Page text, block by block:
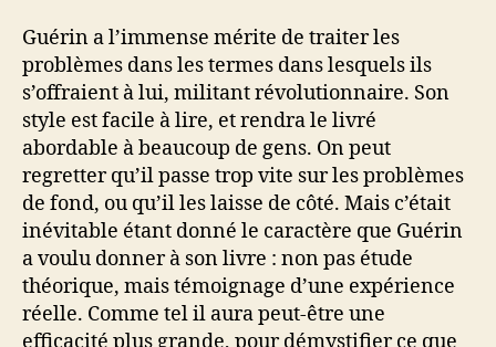
Guérin a l’immense mérite de traiter les
problèmes dans les termes dans lesquels ils
s’offraient à lui, militant révolutionnaire. Son
style est facile à lire, et rendra le livré
abordable à beaucoup de gens. On peut
regretter qu’il passe trop vite sur les problèmes
de fond, ou qu’il les laisse de côté. Mais c’était
inévitable étant donné le caractère que Guérin
a voulu donner à son livre : non pas étude
théorique, mais témoignage d’une expérience
réelle. Comme tel il aura peut-être une